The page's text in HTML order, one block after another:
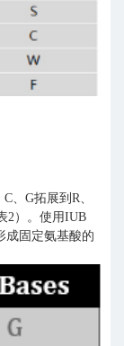
、G拓展到R、
2）。使用IUB
成固定氨基酸的